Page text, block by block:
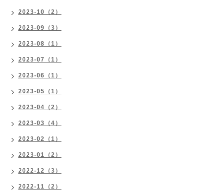
2023-10（2）
2023-09（3）
2023-08（1）
2023-07（1）
2023-06（1）
2023-05（1）
2023-04（2）
2023-03（4）
2023-02（1）
2023-01（2）
2022-12（3）
2022-11（2）